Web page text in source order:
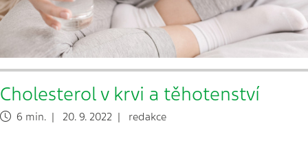
Cholesterol v krvi a těhotenství
6 min. | 20. 9. 2022 | redakce